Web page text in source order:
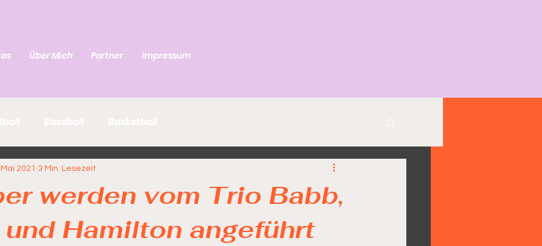
Über Mich Partner Impressum
werden vom Trio Babb,
Hamilton angeführt
2021 3 Min. Lesezeit